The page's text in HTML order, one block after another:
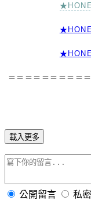
＝＝＝＝＝＝＝＝＝
載入更多
公開留言 私